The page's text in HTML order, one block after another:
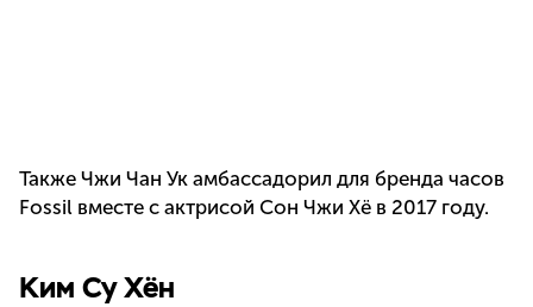
Также Чжи Чан Ук амбассадорил для бренда часов
Fossil вместе с актрисой Сон Чжи Хё в 2017 году.
Ким Су Хён